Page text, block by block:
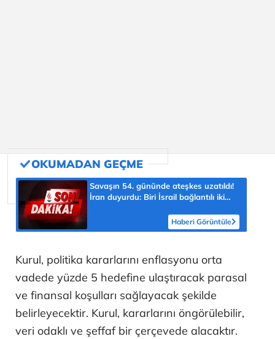
Savaşın 54. gününde ateşkes uzatıldı!
İran duyurdu: Biri İsrail bağlantılı iki
Haberi Görüntüle
Kurul, politika kararlarını enflasyonu orta
vadede yüzde 5 hedefine ulaştıracak parasal
ve finansal koşulları sağlayacak şekilde
belirleyecektir. Kurul, kararlarını öngörülebilir,
veri odaklı ve şeffaf bir çerçevede alacaktır.